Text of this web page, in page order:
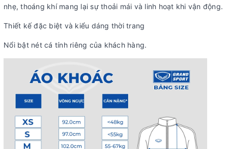
nhẹ, thoáng khí mang lại sự thoải mái và linh hoạt khi vận động.
Thiết kế đặc biệt và kiểu dáng thời trang
Nổi bật nét cá tính riêng của khách hàng.